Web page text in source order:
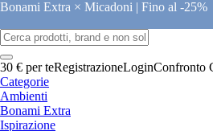
Bonami Extra × Micadoni | Fino al -25%
30 € per teRegistrazioneLoginConfronto
Categorie
Ambienti
Bonami Extra
Ispirazione